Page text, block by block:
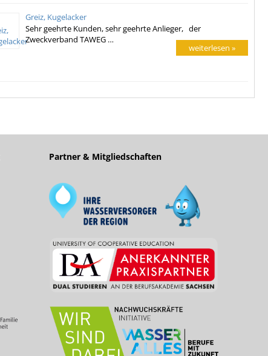
Greiz, Kugelacker
Sehr geehrte Kunden, sehr geehrte Anlieger, der
Zweckverband TAWEG …
weiterlesen »
Partner & Mitgliedschaften